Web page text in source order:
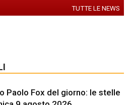
TUTTE LE NEWS
Paolo Fox del giorno: le stelle